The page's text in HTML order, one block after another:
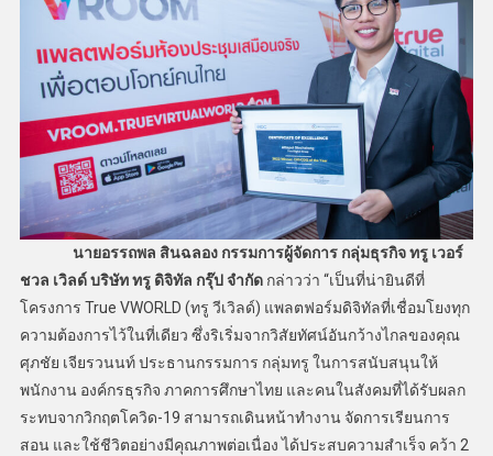
นายอรรถพล สินฉลอง กรรมการผู้จัดการ กลุ่มธุรกิจ ทรู เวอร์
ชวล เวิลด์ บริษัท ทรู ดิจิทัล กรุ๊ป จำกัดกล่าวว่า “เป็นที่น่ายินดีที่
โครงการ True VWORLD (ทรู วีเวิลด์) แพลตฟอร์มดิจิทัลที่เชื่อมโยงทุก
ความต้องการไว้ในที่เดียว ซึ่งริเริ่มจากวิสัยทัศน์อันกว้างไกลของคุณ
ศุภชัย เจียรวนนท์ ประธานกรรมการ กลุ่มทรู ในการสนับสนุนให้
พนักงาน องค์กรธุรกิจ ภาคการศึกษาไทย และคนในสังคมที่ได้รับผลก
ระทบจากวิกฤตโควิด-19 สามารถเดินหน้าทำงาน จัดการเรียนการ
สอน และใช้ชีวิตอย่างมีคุณภาพต่อเนื่อง ได้ประสบความสำเร็จ คว้า 2